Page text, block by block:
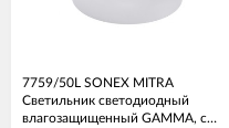
7759/50L SONEX MITRA
Светильник светодиодный
влагозащищенный GAMMA, с